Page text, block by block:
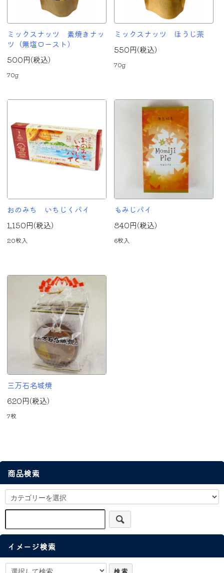
ミックスナッツ 素焼きナッ
ツ（無塩ロースト）
500円(税込)
70g
ミックスナッツ ほうじ茶
550円(税込)
70g
おのみち いちじくパイ
1,150円(税込)
20枚入
もみじパイ
840円(税込)
6枚入
三万石名城焼
620円(税込)
7枚
商品検索
イメージ検索